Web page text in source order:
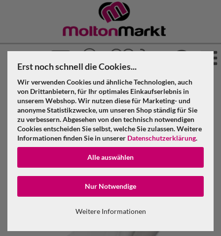
Erst noch schnell die Cookies...
Wir verwenden Cookies und ähnliche Technologien, auch
von Drittanbietern, für Ihr optimales Einkaufserlebnis in
unserem Webshop. Wir nutzen diese für Marketing- und
anonyme Statistikzwecke, um unseren Shop ständig für Sie
zu verbessern. Abgesehen von den technisch notwendigen
Cookies entscheiden Sie selbst, welche Sie zulassen. Weitere
Informationen finden Sie in unserer Datenschutzerklärung.
Alle auswählen
Nur Notwendige
Weitere Informationen
Konto erstellen
Molton Markt » Molton » Dekomolton »
Konfektioniert & geöst » Weiß »
Dekomolton B1 konfektioniert, weiß, B=9m (geöst) x H=3m
Dekomolton B1 konfektioniert, weiß,
B=9m (geöst) x H=3m